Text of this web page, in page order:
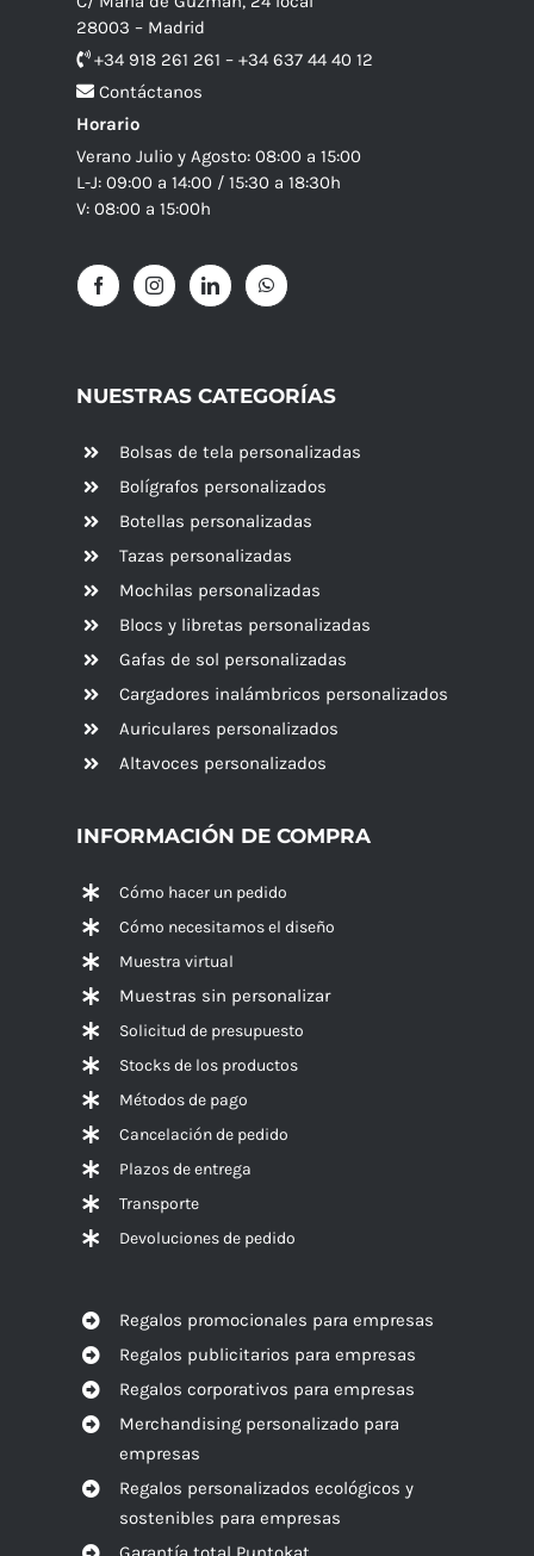
28003 – Madrid
+34 918 261 261 – +34 637 44 40 12
Contáctanos
Horario
Verano Julio y Agosto: 08:00 a 15:00
L-J: 09:00 a 14:00 / 15:30 a 18:30h
V: 08:00 a 15:00h
NUESTRAS CATEGORÍAS
Bolsas de tela personalizadas
Bolígrafos personalizados
Botellas personalizadas
Tazas personalizadas
Mochilas personalizadas
Blocs y libretas personalizadas
Gafas de sol personalizadas
Cargadores inalámbricos personalizados
Auriculares personalizados
Altavoces personalizados
INFORMACIÓN DE COMPRA
Cómo hacer un pedido
Cómo necesitamos el diseño
Muestra virtual
Muestras sin personalizar
Solicitud de presupuesto
Stocks de los productos
Métodos de pago
Cancelación de pedido
Plazos de entrega
Transporte
Devoluciones de pedido
Regalos promocionales para empresas
Regalos publicitarios para empresas
Regalos corporativos para empresas
Merchandising personalizado para
empresas
Regalos personalizados ecológicos y
sostenibles para empresas